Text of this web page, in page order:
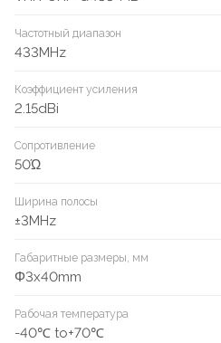
Частотный диапазон
433MHz
Коэффициент усиления
2.15dBi
Сопротивление
50Ώ
Ширина полосы
±3MHz
Габаритные размеры, мм
Φ3x40mm
Рабочая температура
-40℃ to+70℃